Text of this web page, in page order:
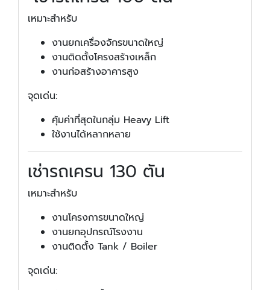
เหมาะสำหรับ
งานยกเครื่องจักรขนาดใหญ่
งานติดตั้งโครงสร้างเหล็ก
งานก่อสร้างอาคารสูง
จุดเด่น:
คุ้มค่าที่สุดในกลุ่ม Heavy Lift
ใช้งานได้หลากหลาย
เช่ารถเครน 130 ตัน
เหมาะสำหรับ
งานโครงการขนาดใหญ่
งานยกอุปกรณ์โรงงาน
งานติดตั้ง Tank / Boiler
จุดเด่น: